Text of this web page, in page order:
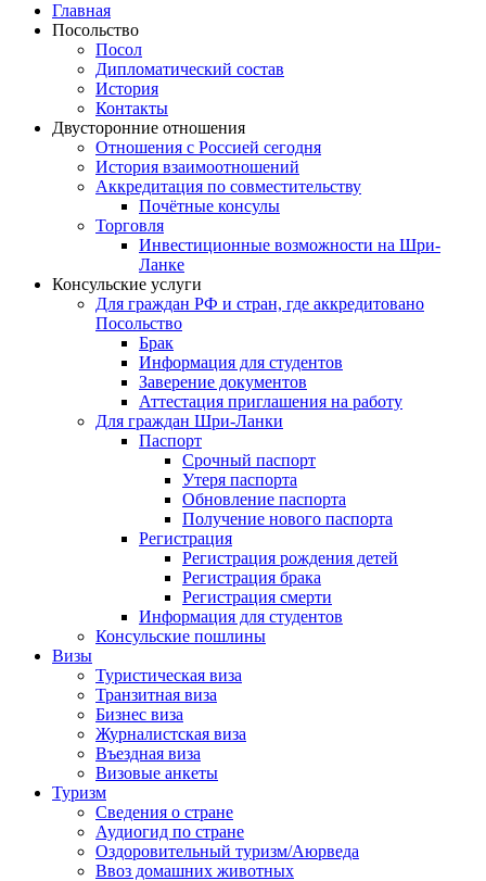
Главная
Посольство
Посол
Дипломатический состав
История
Контакты
Двусторонние отношения
Отношения с Россией сегодня
История взаимоотношений
Аккредитация по совместительству
Почётные консулы
Торговля
Инвестиционные возможности на Шри-
Ланке
Консульские услуги
Для граждан РФ и стран, где аккредитовано
Посольство
Брак
Информация для студентов
Заверение документов
Аттестация приглашения на работу
Для граждан Шри-Ланки
Паспорт
Срочный паспорт
Утеря паспорта
Обновление паспорта
Получение нового паспорта
Регистрация
Регистрация рождения детей
Регистрация брака
Регистрация смерти
Информация для студентов
Консульские пошлины
Визы
Туристическая виза
Транзитная виза
Бизнес виза
Журналистская виза
Въездная виза
Визовые анкеты
Туризм
Сведения о стране
Аудиогид по стране
Оздоровительный туризм/Аюрведа
Ввоз домашних животных